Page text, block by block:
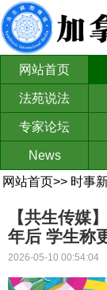
网站首页
法苑说法
专家论坛
News
网站首页>> 时事
【共生传媒
年后 学生称
2026-05-10 00:54:04